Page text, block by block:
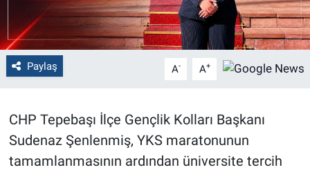
Paylaş A- A+
CHP Tepebaşı İlçe Gençlik Kolları Başkanı
Sudenaz Şenlenmiş, YKS maratonunun
tamamlanmasının ardından üniversite tercih
Çevre
Yerel
Bilim ve Teknoloji